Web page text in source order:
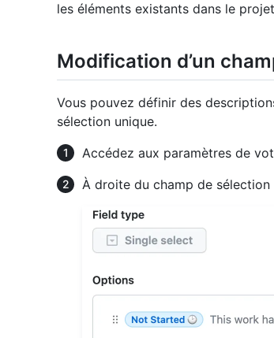
les éléments existants dans le
Modification d’un
Vous pouvez définir des
sélection unique.
Accédez aux paramètres de
À droite du champ de